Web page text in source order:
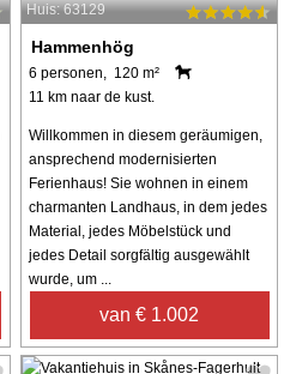
Huis: 63129
Hammenhög
6 personen, 120 m²
11 km naar de kust.
Willkommen in diesem geräumigen,
ansprechend modernisierten
Ferienhaus! Sie wohnen in einem
charmanten Landhaus, in dem jedes
Material, jedes Möbelstück und
jedes Detail sorgfältig ausgewählt
wurde, um ...
van € 1.002